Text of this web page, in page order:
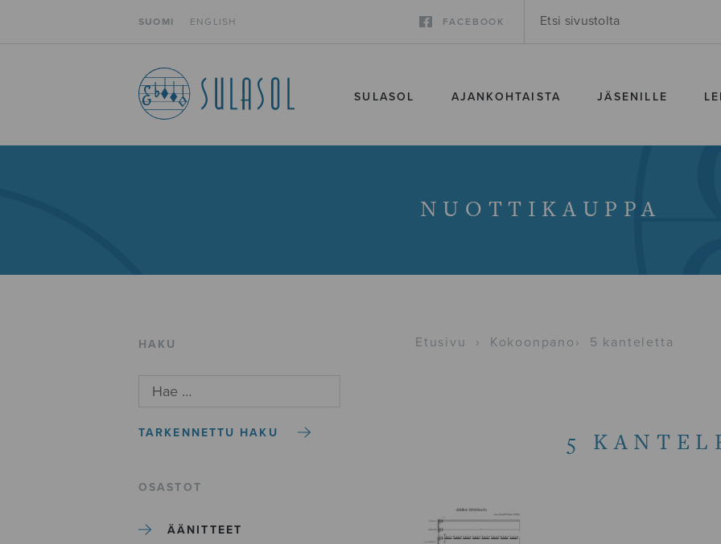
SUOMI ENGLISH FACEBOOK
SULASOL AJANKOHTAISTA JÄSENILLE
NUOTTIKAUPPA
HAKU
TARKENNETTU HAKU
OSASTOT
ÄÄNITTEET
Etusivu › Kokoonpano › 5 kanteletta
5